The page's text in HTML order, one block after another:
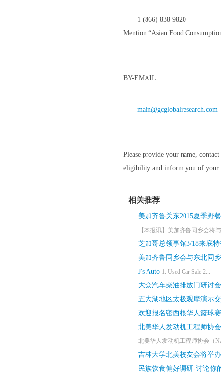
1 (866) 838 9820
Mention “Asian Food
BY-EMAIL:
main@gcglobalresearch.com
Please provide your name,
eligibility and inform you of your
相关推荐
美加齐鲁关东2015夏季野
【本报讯】美加齐鲁同乡会将
芝加哥总领事馆3/18来底
美加齐鲁同乡会与东北同
J's Auto 1. Used Car Sale 2...
大众汽车柴油排放门研讨会
五大湖地区太极观摩演示
欢迎报名密西根华人篮球
北美华人发动机工程师协
北美华人发动机工程师协会（
吉林大学北美校友会将举
民族饮食偏好调研-讨论你